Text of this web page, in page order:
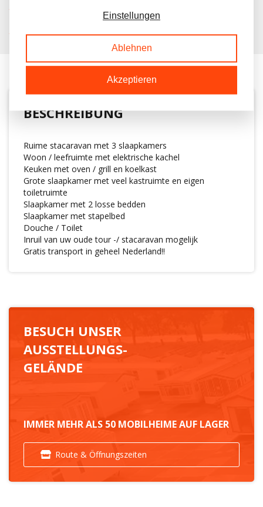
KOSTENLOSER TRANSPORT IN NL BEIM KAUF
KUNDEN BEWERTEN UNS MIT A 9.6/10
BESCHREIBUNG
Ruime stacaravan met 3 slaapkamers
Woon / leefruimte met elektrische kachel
Keuken met oven / grill en koelkast
Grote slaapkamer met veel kastruimte en eigen
toiletruimte
Slaapkamer met 2 losse bedden
Slaapkamer met stapelbed
Douche / Toilet
Inruil van uw oude tour -/ stacaravan mogelijk
Gratis transport in geheel Nederland!!
BESUCH UNSER
AUSSTELLUNGS-
GELÄNDE
IMMER MEHR ALS 50 MOBILHEIME AUF LAGER
Route & Öffnungszeiten
Einstellungen
Ablehnen
Akzeptieren